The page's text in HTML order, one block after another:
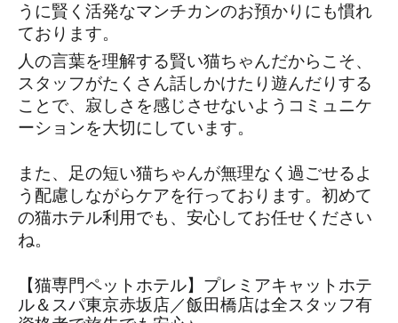
うに賢く活発なマンチカンのお預かりにも慣れ
ております。
人の言葉を理解する賢い猫ちゃんだからこそ、
スタッフがたくさん話しかけたり遊んだりする
ことで、寂しさを感じさせないようコミュニケ
ーションを大切にしています。
また、足の短い猫ちゃんが無理なく過ごせるよ
う配慮しながらケアを行っております。初めて
の猫ホテル利用でも、安心してお任せください
ね。
【猫専門ペットホテル】プレミアキャットホテ
ル＆スパ東京赤坂店／飯田橋店は全スタッフ有